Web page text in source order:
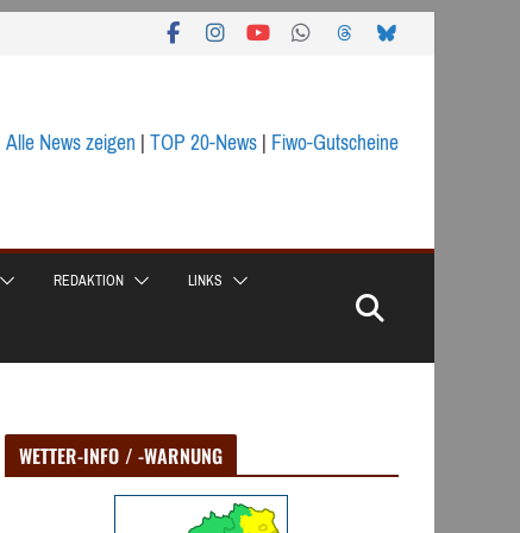
Alle News zeigen|TOP 20-News|Fiwo-Gutscheine
REDAKTION LINKS
WETTER-INFO / -WARNUNG